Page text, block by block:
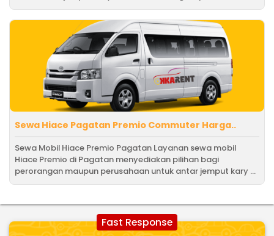
Sewa Hiace Pagatan Premio Commuter Harga..
Sewa Mobil Hiace Premio Pagatan Layanan sewa mobil
Hiace Premio di Pagatan menyediakan pilihan bagi
perorangan maupun perusahaan untuk antar jemput kary ...
Fast Response